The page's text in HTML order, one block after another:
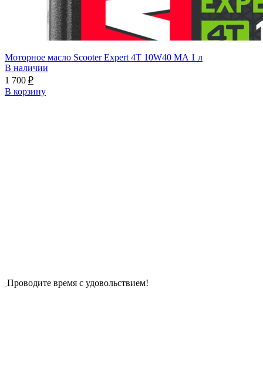
Моторное масло Scooter Expert 4T 10W40 MA 1 л
В наличии
1 700 ₽
В корзину
Проводите время с удовольствием!